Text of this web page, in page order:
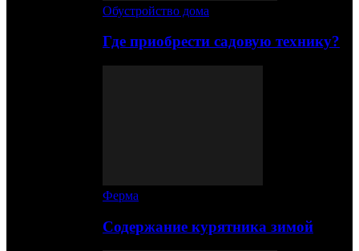
Обустройство дома
Где приобрести садовую технику?
Ферма
Содержание курятника зимой